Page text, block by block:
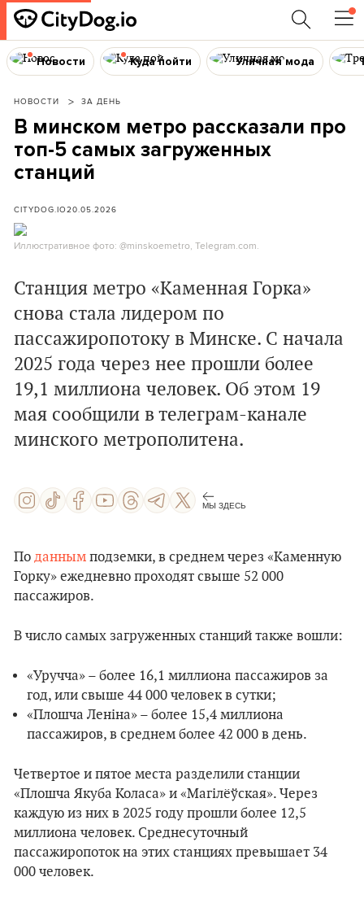
Новости Куда пойти Уличная мода
НОВОСТИ ЗА ДЕНЬ
В минском метро рассказали про
топ-5 самых загруженных
станций
CITYDOG.IO20.05.2026
Иллюстративное фото: @minskoemetro, Telegram.com.
Станция метро «Каменная Горка»
снова стала лидером по
пассажиропотоку в Минске. С начала
2025 года через нее прошли более
19,1 миллиона человек. Об этом 19
мая сообщили в телеграм-канале
минского метрополитена.
МЫ ЗДЕСЬ
По данным подземки, в среднем через «Каменную
Горку» ежедневно проходят свыше 52 000
пассажиров.
В число самых загруженных станций также вошли:
«Уручча» – более 16,1 миллиона пассажиров за
год, или свыше 44 000 человек в сутки;
«Плошча Леніна» – более 15,4 миллиона
пассажиров, в среднем более 42 000 в день.
Четвертое и пятое места разделили станции
«Плошча Якуба Коласа» и «Магілёўская». Через
каждую из них в 2025 году прошли более 12,5
миллиона человек. Среднесуточный
пассажиропоток на этих станциях превышает 34
000 человек.